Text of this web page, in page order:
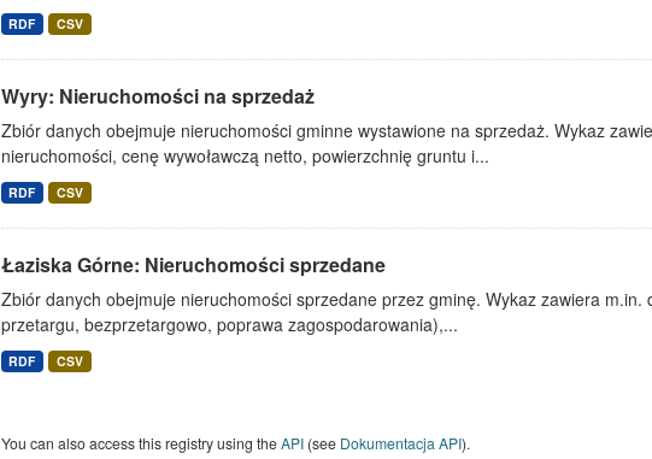
RDF CSV
Wyry: Nieruchomości na sprzedaż
Zbiór danych obejmuje nieruchomości gminne wystawione na sprzedaż. Wykaz
nieruchomości, cenę wywoławczą netto, powierzchnię gruntu i...
RDF CSV
Łaziska Górne: Nieruchomości sprzedane
Zbiór danych obejmuje nieruchomości sprzedane przez gminę. Wykaz zawiera
przetargu, bezprzetargowo, poprawa zagospodarowania),...
RDF CSV
You can also access this registry using theAPI(see Dokumentacja API).